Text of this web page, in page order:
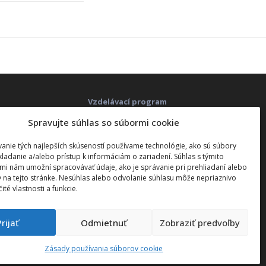
Spravujte súhlas so súbormi cookie
tých najlepších skúseností používame technológie, ako sú súbory
a/alebo prístup k informáciám o zariadení. Súhlas s týmito
nám umožní spracovávať údaje, ako je správanie pri prehliadaní alebo
na tejto stránke. Nesúhlas alebo odvolanie súhlasu môže nepriaznivo
vlastnosti a funkcie.
Odmietnuť Zobraziť predvoľby
Zásady používania súborov cookie
Vzdelávací program
Technické požiadavky systémov
ITP
Technické požiadavky systémov
ITS